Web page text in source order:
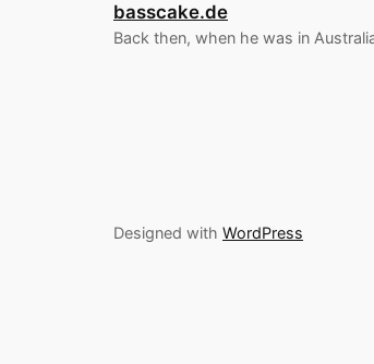
basscake.de
Back then, when he was in
Designed with WordPress